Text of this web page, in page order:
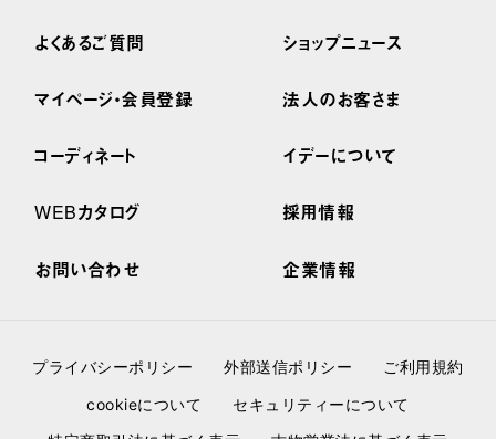
よくあるご質問
マイページ・会員登録
コーディネート
WEBカタログ
お問い合わせ
ショップニュース
法人のお客さま
イデーについて
採用情報
企業情報
プライバシーポリシー 外部送信ポリシー
ご利用規約
cookieについて
セキュリティーについて